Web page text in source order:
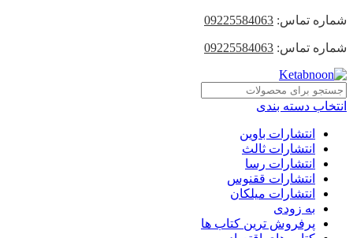
شماره تماس: 09225584063
شماره تماس: 09225584063
انتخاب دسته بندی
انتشارات باوین
انتشارات ثالث
انتشارات رسا
انتشارات ققنوس
انتشارات میلکان
به زودی
پرفروش ترین کتاب ها